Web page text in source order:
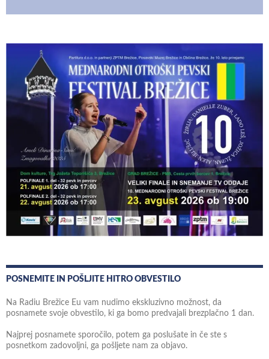
POSNEMITE IN POŠLJITE HITRO OBVESTILO
Na Radiu Brežice Eu vam nudimo ekskluzivno možnost, da
posnamete svoje obvestilo, ki ga bomo predvajali brezplačno 1 dan.
Najprej posnamete sporočilo, potem ga poslušate in če ste s
posnetkom zadovoljni, ga pošljete nam za objavo.